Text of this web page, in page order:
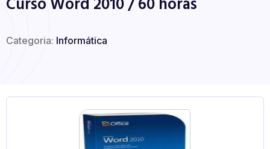
Curso Word 2010 / 60 horas
Categoria: Informática